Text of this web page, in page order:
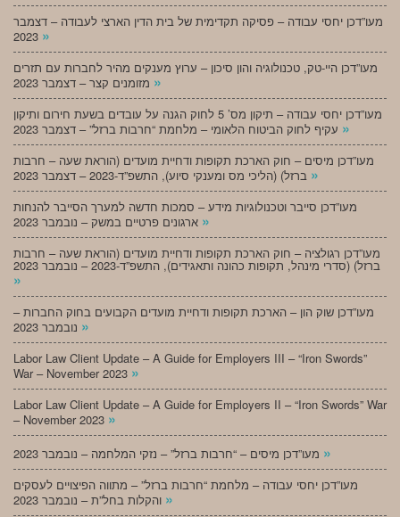
מעו”דכן יחסי עבודה – פסיקה תקדימית של בית הדין הארצי לעבודה – דצמבר
»
מעו”דכן היי-טק, טכנולוגיה והון סיכון – ערוץ מענקים מהיר לחברות עם תזרים
»
מעו”דכן יחסי עבודה – תיקון מס’ 5 לחוק הגנה על עובדים בשעת חירום ותיקון
»
מעו”דכן מיסים – חוק הארכת תקופות ודחיית מועדים (הוראת שעה – חרבות
»
מעו”דכן סייבר וטכנולוגיות מידע – סמכות חדשה למערך הסייבר להנחות
»
מעו”דכן רגולציה – חוק הארכת תקופות ודחיית מועדים (הוראת שעה – חרבות
ברזל) (סדרי מינהל, תקופות כהונה ותאגידים), התשפ”ד-2023 – נובמבר 2023
»
מעו”דכן שוק הון – הארכת תקופות ודחיית מועדים הקבועים בחוק החברות –
»
Labor Law Client Update – A Guide for Employers III – “Iron Swords”
War – November 2023 »
Labor Law Client Update – A Guide for Employers II – “Iron Swords” War
– November 2023 »
»
מעו”דכן יחסי עבודה – מלחמת “חרבות ברזל” – מתווה הפיצויים לעסקים
»